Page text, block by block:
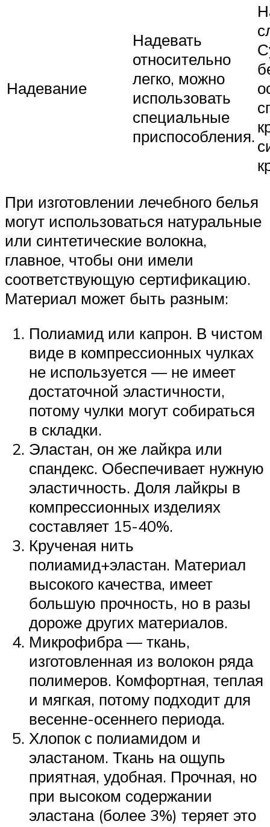
Надевание
Надевать
относительно
легко, можно
использовать
специальные
приспособления.
При изготовлении лечебного белья
могут использоваться натуральные
или синтетические волокна,
главное, чтобы они имели
соответствующую сертификацию.
Материал может быть разным:
Полиамид или капрон. В чистом
виде в компрессионных чулках
не используется — не имеет
достаточной эластичности,
потому чулки могут собираться
в складки.
Эластан, он же лайкра или
спандекс. Обеспечивает нужную
эластичность. Доля лайкры в
компрессионных изделиях
составляет 15-40%.
Крученая нить
полиамид+эластан. Материал
высокого качества, имеет
большую прочность, но в разы
дороже других материалов.
Микрофибра — ткань,
изготовленная из волокон ряда
полимеров. Комфортная, теплая
и мягкая, потому подходит для
весенне-осеннего периода.
Хлопок с полиамидом и
эластаном. Ткань на ощупь
приятная, удобная. Прочная, но
при высоком содержании
эластана (более 3%) теряет это